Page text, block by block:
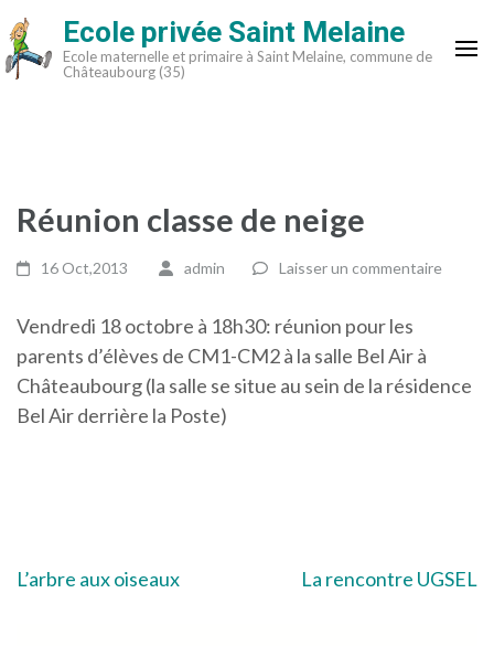
Aller
au
contenu
Ecole privée Saint Melaine
Ecole maternelle et primaire à Saint Melaine, commune de
Châteaubourg (35)
Réunion classe de neige
16 Oct,2013 admin Laisser un commentaire
Vendredi 18 octobre à 18h30: réunion pour les
parents d’élèves de CM1-CM2 à la salle Bel Air à
Châteaubourg (la salle se situe au sein de la résidence
Bel Air derrière la Poste)
Navigation
L’arbre aux oiseaux La rencontre UGSEL